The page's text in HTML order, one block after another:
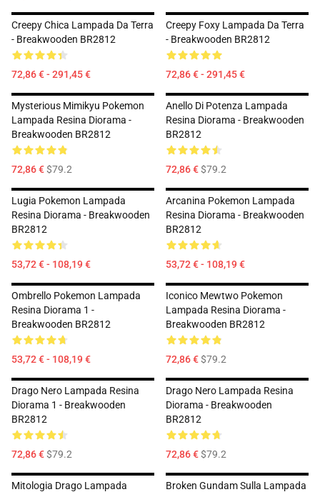
Creepy Chica Lampada Da Terra
- Breakwooden BR2812
72,86 € - 291,45 €
Creepy Foxy Lampada Da Terra
- Breakwooden BR2812
72,86 € - 291,45 €
Mysterious Mimikyu Pokemon
Lampada Resina Diorama -
Breakwooden BR2812
72,86 €$79.2
Anello Di Potenza Lampada
Resina Diorama - Breakwooden
BR2812
72,86 €$79.2
Lugia Pokemon Lampada
Resina Diorama - Breakwooden
BR2812
53,72 € - 108,19 €
Arcanina Pokemon Lampada
Resina Diorama - Breakwooden
BR2812
53,72 € - 108,19 €
Ombrello Pokemon Lampada
Resina Diorama 1 -
Breakwooden BR2812
53,72 € - 108,19 €
Iconico Mewtwo Pokemon
Lampada Resina Diorama -
Breakwooden BR2812
72,86 €$79.2
Drago Nero Lampada Resina
Diorama 1 - Breakwooden
BR2812
72,86 €$79.2
Drago Nero Lampada Resina
Diorama - Breakwooden
BR2812
72,86 €$79.2
Mitologia Drago Lampada
Broken Gundam Sulla Lampada